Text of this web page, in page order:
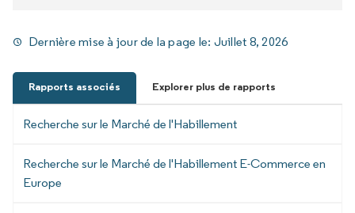
Dernière mise à jour de la page le: Juillet 8, 2026
Rapports associés Explorer plus de rapports
Recherche sur le Marché de l'Habillement
Recherche sur le Marché de l'Habillement E-Commerce en
Europe